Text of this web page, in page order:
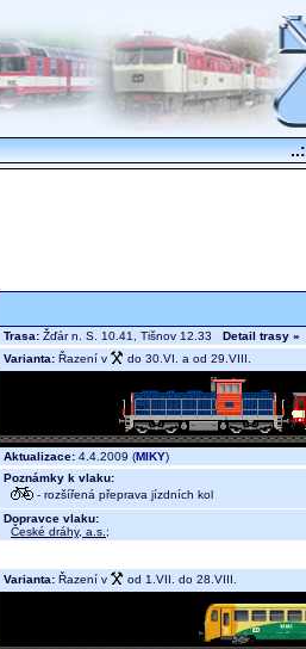
Trasa: Žďár n. S. 10.41, Tišnov 12.33 Detail trasy »
Varianta: Řazení v do 30.VI. a od 29.VIII.
Aktualizace: 4.4.2009 (MIKY)
Poznámky k vlaku:
- rozšířená přeprava jízdních kol
Dopravce vlaku:
České dráhy, a.s. ;
Varianta: Řazení v od 1.VII. do 28.VIII.